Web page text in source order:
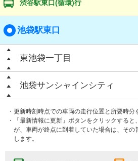
渋谷駅東口(循環)行
池袋駅東口
東池袋一丁目
池袋サンシャインシティ
・更新時刻時点での車両の走行位置と所要時分
・「最新情報に更新」ボタンをクリックする
が、車両が終点に到着していた場合は、その
します。